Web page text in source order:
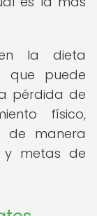
la dieta
que puede
pérdida de
físico,
de manera
y metas de